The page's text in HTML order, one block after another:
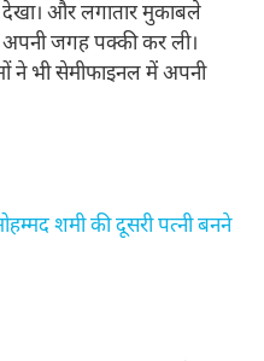
देखा। और लगातार मुकाबले
जगह पक्की कर ली।
ने भी सेमीफाइनल में अपनी
शमी की दूसरी पत्नी बनने